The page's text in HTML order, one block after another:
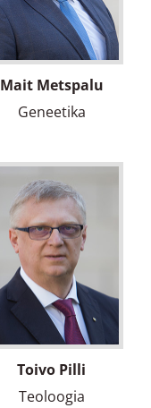
Mait Metspalu
Geneetika
Toivo Pilli
Teoloogia